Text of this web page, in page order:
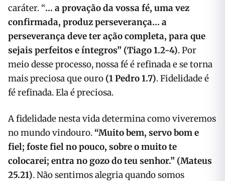
caráter. “… a provação da vossa fé, uma vez
confirmada, produz perseverança… a
perseverança deve ter ação completa, para que
sejais perfeitos e íntegros” (Tiago 1.2-4). Por
meio desse processo, nossa fé é refinada e se torna
mais preciosa que ouro (1 Pedro 1.7). Fidelidade é
fé refinada. Ela é preciosa.
A fidelidade nesta vida determina como viveremos
no mundo vindouro.“Muito bem, servo bom e
fiel; foste fiel no pouco, sobre o muito te
colocarei; entra no gozo do teu senhor.” (Mateus
25.21). Não sentimos alegria quando somos